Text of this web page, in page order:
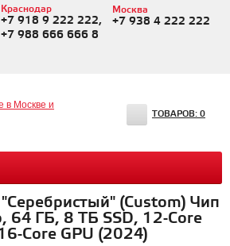
Краснодар
+7 918 9 222 222,
+7 988 666 666 8
Москва
+7 938 4 222 222
ТОВАРОВ: 0
(Custom) Чип
64 ГБ, 8 ТБ SSD, 12-Core
Core GPU (2024)